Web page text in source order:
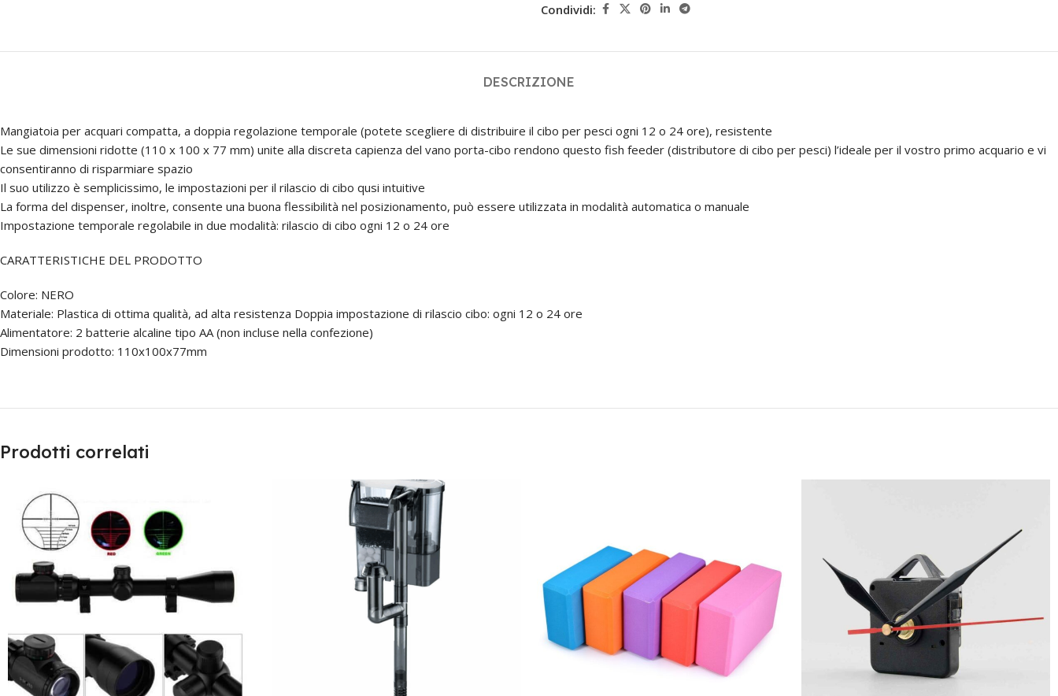
Condividi:
DESCRIZIONE
Mangiatoia per acquari compatta, a doppia regolazione temporale (potete scegliere di distribuire il cibo per pesci ogni 12 o 24 ore), resistente
Le sue dimensioni ridotte (110 x 100 x 77 mm) unite alla discreta capienza del vano porta-cibo rendono questo fish feeder (distributore di cibo per pesci) l’ideale per il vostro primo acquario e vi
consentiranno di risparmiare spazio
Il suo utilizzo è semplicissimo, le impostazioni per il rilascio di cibo qusi intuitive
La forma del dispenser, inoltre, consente una buona flessibilità nel posizionamento, può essere utilizzata in modalità automatica o manuale
Impostazione temporale regolabile in due modalità: rilascio di cibo ogni 12 o 24 ore
CARATTERISTICHE DEL PRODOTTO
Colore: NERO
Materiale: Plastica di ottima qualità, ad alta resistenza Doppia impostazione di rilascio cibo: ogni 12 o 24 ore
Alimentatore: 2 batterie alcaline tipo AA (non incluse nella confezione)
Dimensioni prodotto: 110x100x77mm
Prodotti correlati